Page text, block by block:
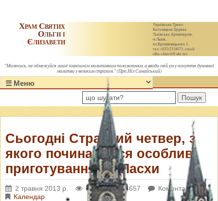
Українська Греко-
Католицька Церква.
Львівська Архиєпархія,
м.Львів,
пл.Кропивницького 1,
тел. (032)2334073, email:
olha-church@ukr.net
Храм Святих
Ольги і
Єлизавети
"Молячись, не обмежуйся лише зовнішнім молитовним положенням, а вводи свій ум у почуття духовної
молитви з великим страхом." (Прп.Ніл Синайський)
Пошук
Сьогодні Страсний четвер, з
якого починаються особливі
приготування до Пасхи
2 травня 2013 р. Переглядів: 4657
Коментарі: 0
Календар